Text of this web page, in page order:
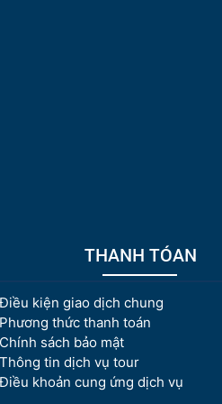
THANH TÓAN
Điều kiện giao dịch chung
Phương thức thanh toán
Chính sách bảo mật
Thông tin dịch vụ tour
Điều khoản cung ứng dịch vụ